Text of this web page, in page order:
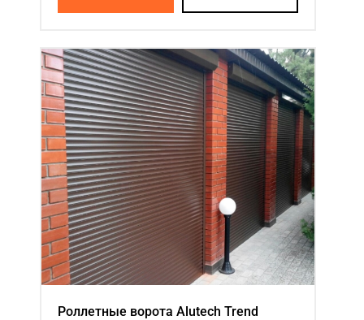
Роллетные ворота Alutech Trend